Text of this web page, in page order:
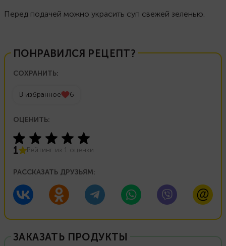
Перед подачей можно украсить суп свежей зеленью.
ПОНРАВИЛСЯ РЕЦЕПТ?
СОХРАНИТЬ:
В избранное 6
ОЦЕНИТЬ:
1 Рейтинг из 1 оценки
РАССКАЗАТЬ ДРУЗЬЯМ:
ЗАКАЗАТЬ ПРОДУКТЫ